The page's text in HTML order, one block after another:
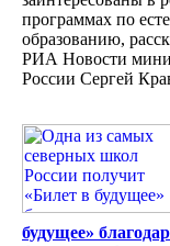
программах по
образованию,
РИА Новости
России Сергей
будущее»